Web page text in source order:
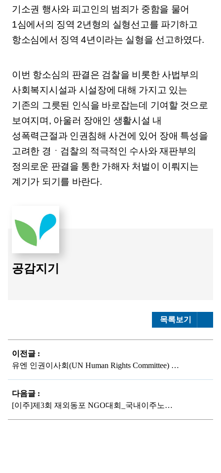
기소권 행사와 피고인의 범죄가 중함을 물어
1심에서의 징역 2년형의 실형선고를 파기하고
항소심에서 징역 4년이라는 실형을 선고하였다.
이번 항소심의 판결은 검찰을 비롯한 사법부의
사회복지시설과 시설장에 대해 가지고 있는
기존의 그릇된 인식을 바로잡는데 기여할 것으로
보여지며, 아울러 장애인 생활시설 내
성폭력근절과 인권침해 사건에 있어 장애 특성을
고려한 경ㆍ검찰의 적극적인 수사와 재판부의
정의로운 판결을 통한 가해자 처벌이 이뤄지는
계기가 되기를 바란다.
공감지기
목록보기
이전글 :
유엔 인권이사회(UN Human Rights Committee) 회의 참가단 기자브리핑
다음글 :
[이주]제3회 재외동포 NGO대회_국내이주노동과 재외동포 토론회